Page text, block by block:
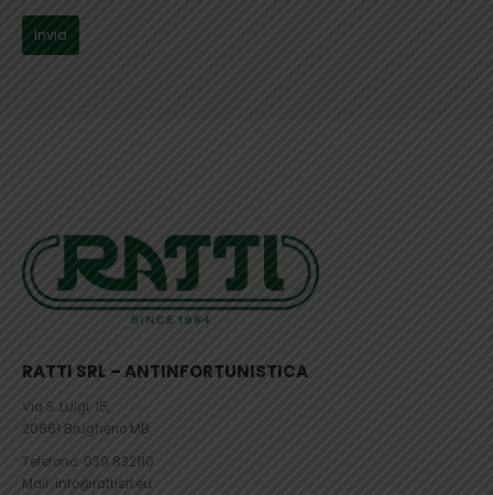
RATTI SRL – ANTINFORTUNISTICA
Via S. Luigi, 15,
20861 Brugherio MB
Telefono: 039 832110
Mail: info@rattisrl.eu